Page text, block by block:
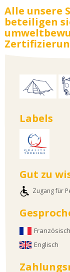
Alle unsere
beteiligen
Labels
Gut zu
Zugang für
Französisch
Englisch